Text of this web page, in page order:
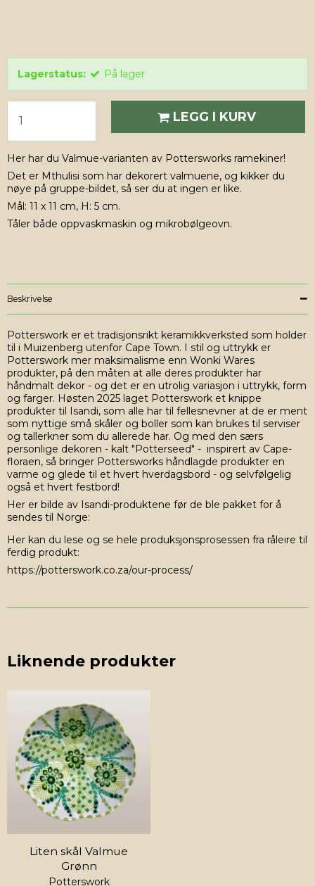
Lagerstatus: På lager
LEGG I KURV
Her har du Valmue-varianten av Pottersworks ramekiner!
Det er Mthulisi som har dekorert valmuene, og kikker du
nøye på gruppe-bildet, så ser du at ingen er like.
Mål: 11 x 11 cm, H: 5 cm.
Tåler både oppvaskmaskin og mikrobølgeovn.
Beskrivelse
Potterswork er et tradisjonsrikt keramikkverksted som holder
til i Muizenberg utenfor Cape Town. I stil og uttrykk er
Potterswork mer maksimalisme enn Wonki Wares
produkter, på den måten at alle deres produkter har
håndmalt dekor - og det er en utrolig variasjon i uttrykk, form
og farger. Høsten 2025 laget Potterswork et knippe
produkter til Isandi, som alle har til fellesnevner at de er ment
som nyttige små skåler og boller som kan brukes til serviser
og tallerkner som du allerede har. Og med den særs
personlige dekoren - kalt "Potterseed" - inspirert av Cape-
floraen, så bringer Pottersworks håndlagde produkter en
varme og glede til et hvert hverdagsbord - og selvfølgelig
også et hvert festbord!
Her er bilde av Isandi-produktene før de ble pakket for å
sendes til Norge:
Her kan du lese og se hele produksjonsprosessen fra råleire til
ferdig produkt:
https://potterswork.co.za/our-process/
Liknende produkter
Liten skål Valmue
Grønn
Potterswork